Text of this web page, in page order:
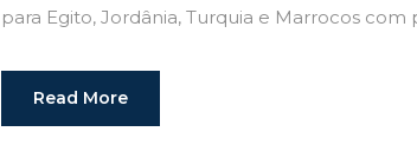
para Egito, Jordânia, Turquia e Marrocos com
Read More